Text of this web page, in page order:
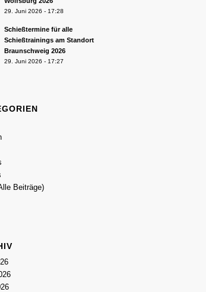
29. Juni 2026 - 17:28
Schießtermine für alle
Schießtrainings am Standort
Braunschweig 2026
29. Juni 2026 - 17:27
Beiträge)